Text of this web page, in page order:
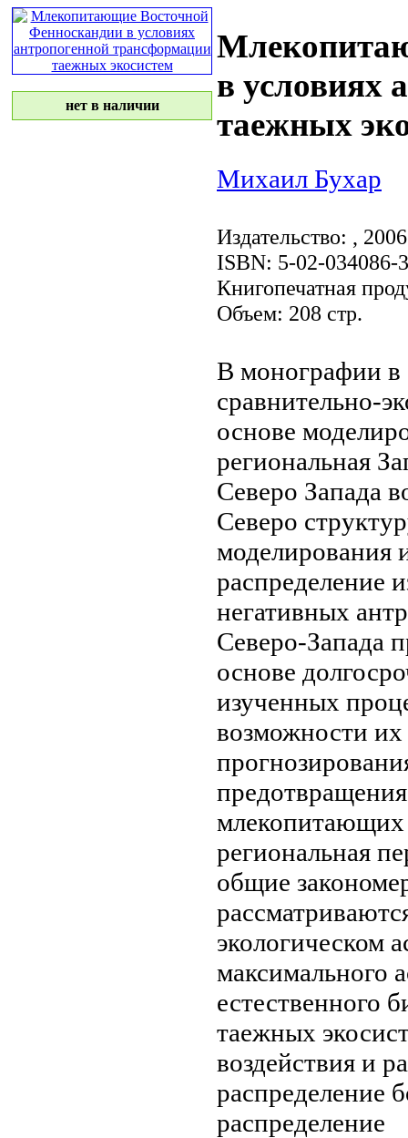
нет в наличии
в условиях
таежных
Михаил Бухар
Издательство: ,
ISBN: 5-02-034086-3
Книгопечатная
Объем: 208 стр.
В монографии в
сравнительно-
основе
региональная
Северо Запада
Северо
моделирования
распределение
негативных
Северо-Запада
основе
изученных
возможности их
млекопитающих
региональная
общие
экологическом
максимального
естественного
таежных
воздействия и
распределение
распределение